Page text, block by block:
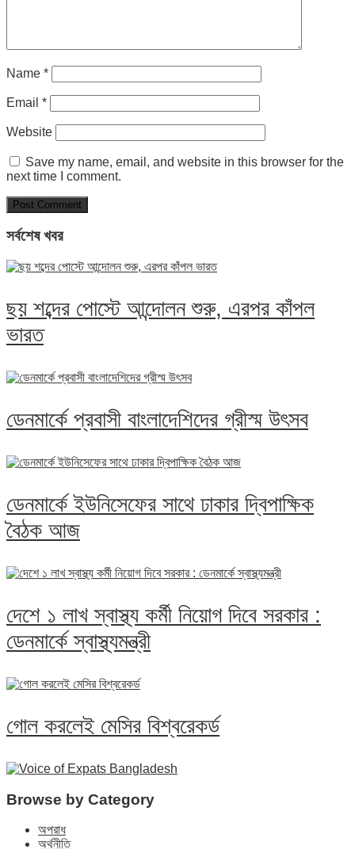
Name *
Email *
Website
Save my name, email, and website in this browser for the
next time I comment.
সর্বশেষ খবর
ছয় শব্দের পোস্টে আন্দোলন শুরু, এরপর কাঁপল
ভারত
ডেনমার্কে প্রবাসী বাংলাদেশিদের গ্রীস্ম উৎসব
ডেনমার্কে ইউনিসেফের সাথে ঢাকার দ্বিপাক্ষিক
বৈঠক আজ
দেশে ১ লাখ স্বাস্থ্য কর্মী নিয়োগ দিবে সরকার :
ডেনমার্কে স্বাস্থ্যমন্ত্রী
গোল করলেই মেসির বিশ্বরেকর্ড
Browse by Category
অপরাধ
অর্থনীতি